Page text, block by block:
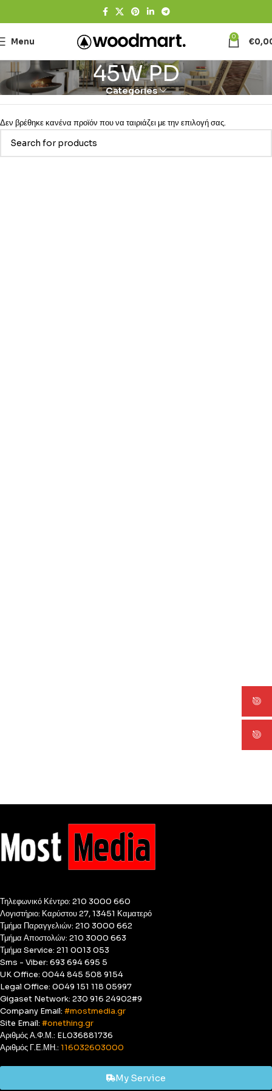
Menu 0 €
45W PD
Categories
Δεν βρέθηκε κανένα προϊόν που να ταιριάζει με την επιλογή σας.
Τηλεφωνικό Κέντρο: 210 3000 660
Λογιστήριο: Καρύστου 27, 13451 Καματερό
Τμήμα Παραγγελιών: 210 3000 662
Τμήμα Αποστολών: 210 3000 663
Τμήμα Service: 211 0013 053
Sms - Viber: 693 694 695 5
UK Office: 0044 845 508 9154
Legal Office: 0049 151 118 05997
Gigaset Network: 230 916 24902#9
Company Email: #mostmedia.gr
Site Email: #onething.gr
Αριθμός Α.Φ.Μ.: EL036881736
Αριθμός Γ.Ε.ΜΗ.: 116032603000
My Service